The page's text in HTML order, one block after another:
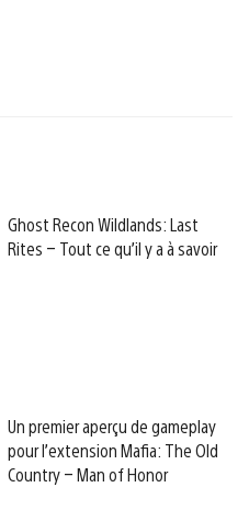
Ghost Recon Wildlands: Last
Rites – Tout ce qu’il y a à savoir
Un premier aperçu de gameplay
pour l’extension Mafia: The Old
Country – Man of Honor